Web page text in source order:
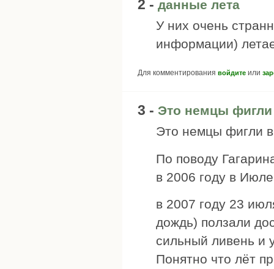
2 - данные лета
У них очень
информации)
Для комментирования войдите или
3 - Это немцы фигли
Это немцы фигли
По поводу
в 2006 году в
в 2007 году 23
дождь) ползали
сильный ливень и
Понятно что лёт